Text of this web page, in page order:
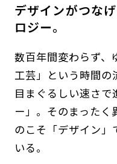
デザインがつな
ロジー。
数百年間変わらず、
工芸」という時間の
目まぐるしい速さで
ー」。そのまった
のこそ「デザイン」
いる。